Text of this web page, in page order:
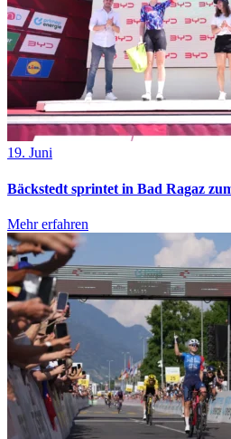
19. Juni
Bäckstedt sprintet in Bad Ragaz
Mehr erfahren